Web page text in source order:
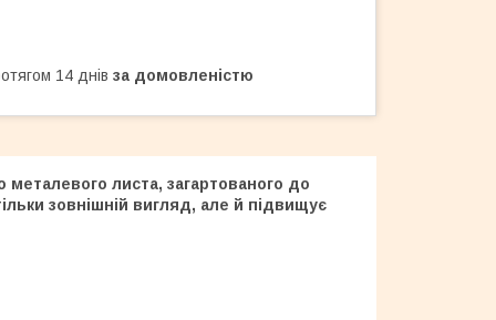
14 днів за домовленістю
металевого листа, загартованого до
зовнішній вигляд, але й підвищує